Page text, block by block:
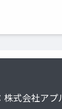
株式会社アプ